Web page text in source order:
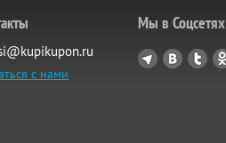
с нами
Мы в Соцсетях